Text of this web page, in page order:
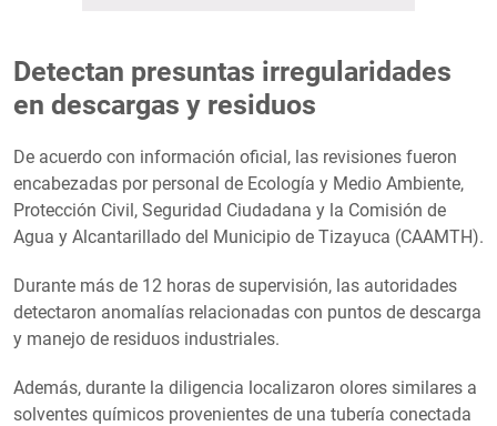
Detectan presuntas irregularidades
en descargas y residuos
De acuerdo con información oficial, las revisiones fueron
encabezadas por personal de Ecología y Medio Ambiente,
Protección Civil, Seguridad Ciudadana y la Comisión de
Agua y Alcantarillado del Municipio de Tizayuca (CAAMTH).
Durante más de 12 horas de supervisión, las autoridades
detectaron anomalías relacionadas con puntos de descarga
y manejo de residuos industriales.
Además, durante la diligencia localizaron olores similares a
solventes químicos provenientes de una tubería conectada